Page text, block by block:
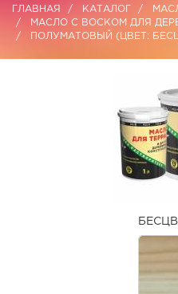
ГЛАВНАЯ КАТАЛОГ
МАСЛО С ВОСКОМ ДЛЯ
ПОЛУМАТОВЫЙ (ЦВЕТ: